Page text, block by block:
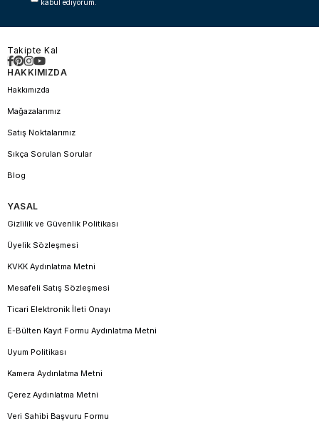
aynı zamanda
değer koruyan bir yatırım aracı
Şimdi Satın Alın, Tarihe Değer Katın
Hakan Mücevherat güvencesiyle sunulan
100. yıl hatıra paraları
bırakmak için
kabul ediyorum.
Takipte Kal
HAKKIMIZDA
Hakkımızda
Mağazalarımız
Satış Noktalarımız
Sıkça Sorulan Sorular
Blog
YASAL
Gizlilik ve Güvenlik Politikası
Üyelik Sözleşmesi
KVKK Aydınlatma Metni
Mesafeli Satış Sözleşmesi
Ticari Elektronik İleti Onayı
E-Bülten Kayıt Formu Aydınlatma Metni
Uyum Politikası
Kamera Aydınlatma Metni
Çerez Aydınlatma Metni
Veri Sahibi Başvuru Formu